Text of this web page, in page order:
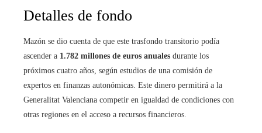
Detalles de fondo
Mazón se dio cuenta de que este trasfondo transitorio podía
ascender a 1.782 millones de euros anuales durante los
próximos cuatro años, según estudios de una comisión de
expertos en finanzas autonómicas. Este dinero permitirá a la
Generalitat Valenciana competir en igualdad de condiciones con
otras regiones en el acceso a recursos financieros.